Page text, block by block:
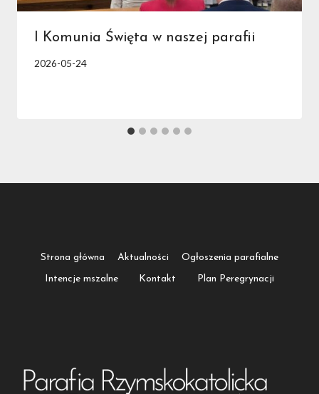
I Komunia Święta w naszej parafii
2026-05-24
Strona główna Aktualności Ogłoszenia parafialne
Intencje mszalne Kontakt Plan Peregrynacji